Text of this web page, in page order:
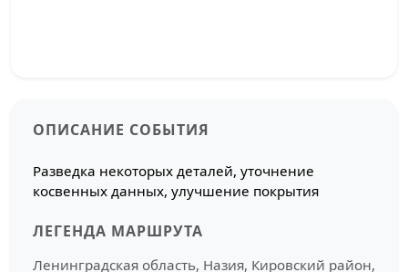
ОПИСАНИЕ СОБЫТИЯ
Разведка некоторых деталей, уточнение
косвенных данных, улучшение покрытия
ЛЕГЕНДА МАРШРУТА
Ленинградская область, Назия, Кировский район,